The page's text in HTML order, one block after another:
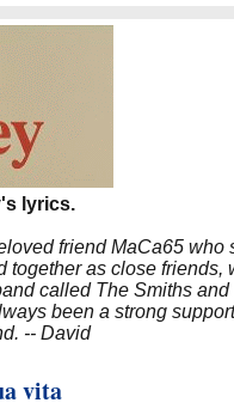
lyrics.
friend MaCa65
as close friends,
called The Smiths
been a strong
-- David
vita